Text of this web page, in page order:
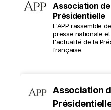
Association de
Présidentielle
L'APP rassemble
presse nationale
l'actualité de la
française.
Association